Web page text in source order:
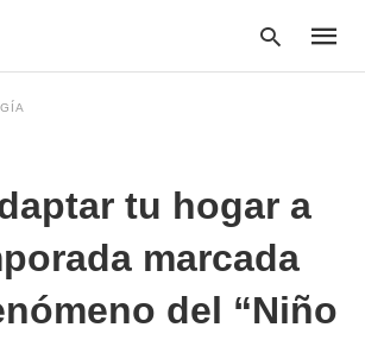
your
search
enter:
tu hogar a
marcada
del “Niño